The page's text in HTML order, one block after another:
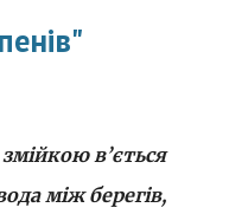
в’ється
між берегів,